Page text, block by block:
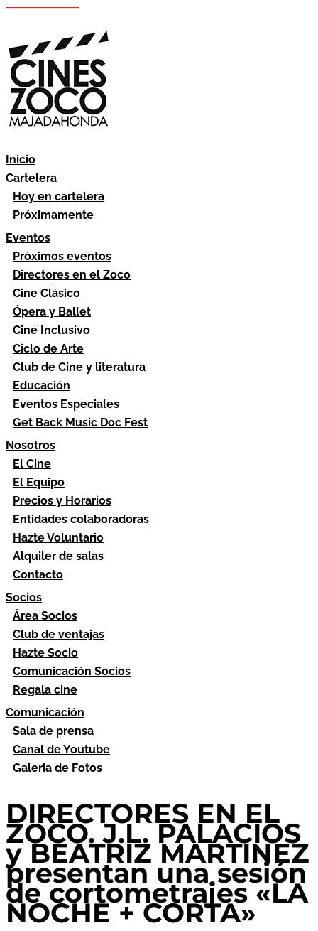
Inicio
Cartelera
Hoy en cartelera
Próximamente
Eventos
Próximos eventos
Directores en el Zoco
Cine Clásico
Ópera y Ballet
Cine Inclusivo
Ciclo de Arte
Club de Cine y literatura
Educación
Eventos Especiales
Get Back Music Doc Fest
Nosotros
El Cine
El Equipo
Precios y Horarios
Entidades colaboradoras
Hazte Voluntario
Alquiler de salas
Contacto
Socios
Área Socios
Club de ventajas
Hazte Socio
Comunicación Socios
Regala cine
Comunicación
Sala de prensa
Canal de Youtube
Galeria de Fotos
DIRECTORES EN EL
ZOCO. J.L. PALACIOS
y BEATRIZ MARTÍNEZ
presentan una sesión
de cortometrajes «LA
NOCHE + CORTA»